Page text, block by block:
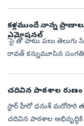
కళ్లముందే నాన్న
ఎమోషనల్‌
‘సై’తో పాటు పలు
రావత్‌ కన్నుమూసిన సంగతి తెలిసిందే. 74 ఏళ్ల
చదివిన పాఠశాల రుణం
స్టార్‌ హీరో ధనుశ్‌ మరోసారి
చదివిన పాఠశాల